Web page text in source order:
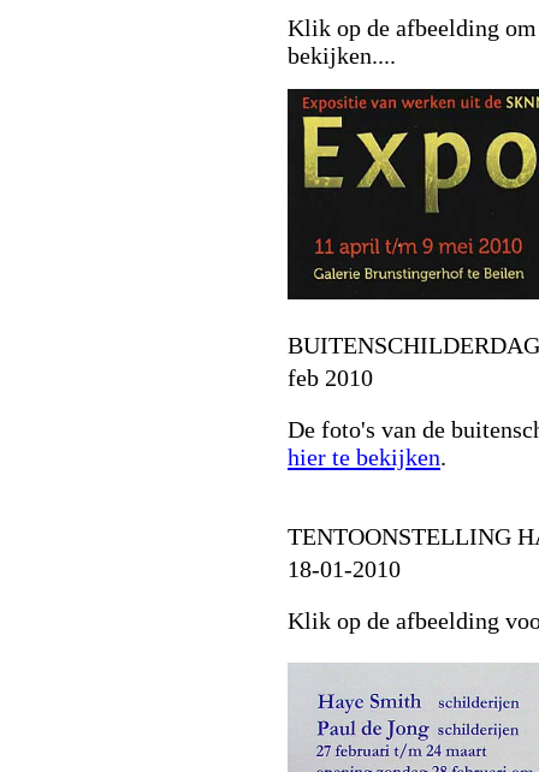
Klik op de afbeelding
bekijken....
feb 2010
De foto's van de
hier te bekijken.
TENTOONSTELLING
18-01-2010
Klik op de afbeelding